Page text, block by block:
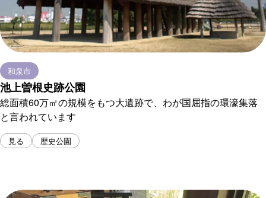
和泉市
池上曽根史跡公園
総面積60万㎡の規模をもつ大遺跡で、わが国屈指の環濠集落
と言われています
見る 歴史公園